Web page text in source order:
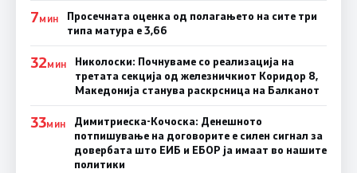
7МИН
Просечната оценка од полагањето на сите три
типа матура е 3,66
32МИН
Николоски: Почнуваме со реализација на
третата секција од железничкиот Коридор 8,
Македонија станува раскрсница на Балканот
33МИН
Димитриеска-Кочоска: Денешното
потпишување на договорите е силен сигнал за
довербата што ЕИБ и ЕБОР ја имаат во нашите
политики